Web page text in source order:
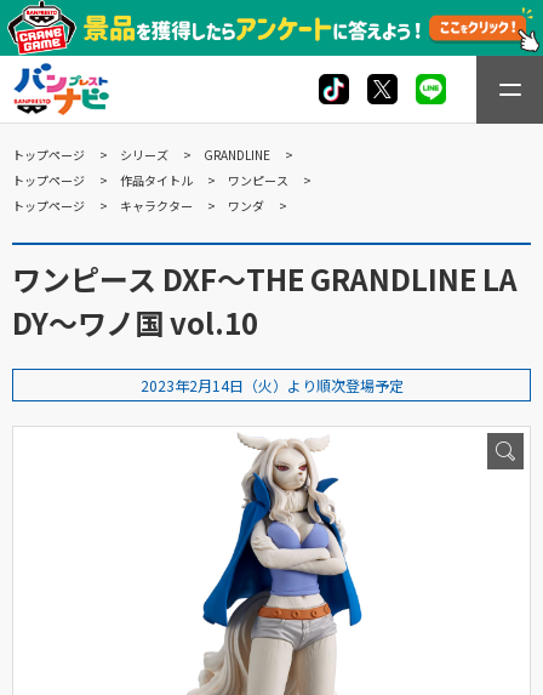
トップページ シリーズ
GRANDLINE
トップページ
作品タイトル
ワンピース
トップページ
キャラクター ワンダ
ワンピース DXF～THE GRANDLINE LA
DY～ワノ国 vol.10
2023年2月14日（火）より順次登場予定